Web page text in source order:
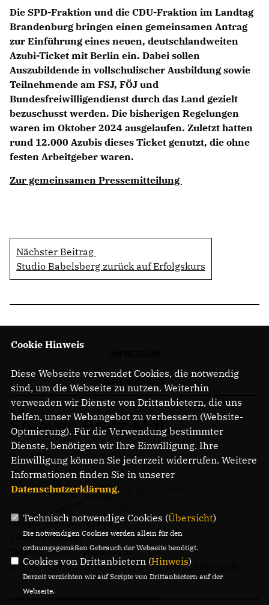
Die SPD-Fraktion und die CDU-Fraktion im Landtag
Brandenburg bringen einen gemeinsamen Antrag
zur Einführung eines neuen, deutschlandweiten
Azubi-Ticket mit Berlin ein. Dabei sollen
Auszubildende in vollschulischer Ausbildung sowie
Teilnehmende am FSJ, FÖJ und
Bundesfreiwilligendienst durch das Land gezielt
bezuschusst werden. Die bisherigen Regelungen
waren im Oktober 2024 ausgelaufen. Zuletzt hatten
rund 12.000 Azubis dieses Ticket genutzt, die ohne
festen Arbeitgeber waren.
Zur gemeinsamen Pressemitteilung
Nächster Beitrag
Studio Babelsberg zurück auf Erfolgskurs
Steeven Bretz MdL
Gregor-Mendel-Straße 3
14469 Potsdam
Telefon: 0331 - 20085713
E-Mail: buero.steeven.bretz@mdl.brandenburg.de
Cookie Hinweis
Diese Webseite verwendet Cookies, die notwendig
sind, um die Webseite zu nutzen. Weiterhin
verwenden wir Dienste von Drittanbietern, die uns
helfen, unser Webangebot zu verbessern (Website-
Optmierung). Für die Verwendung bestimmter
Dienste, benötigen wir Ihre Einwilligung. Ihre
Einwilligung können Sie jederzeit widerrufen. Weitere
Informationen finden Sie in unserer
Datenschutzerklärung.
Technisch notwendige Cookies (Übersicht)
Die notwendigen Cookies werden allein für den
ordnungsgemäßen Gebrauch der Webseite benötigt.
Cookies von Drittanbietern (Hinweis)
Derzeit verzichten wir auf Scripte von Drittanbietern auf der
Webseite.